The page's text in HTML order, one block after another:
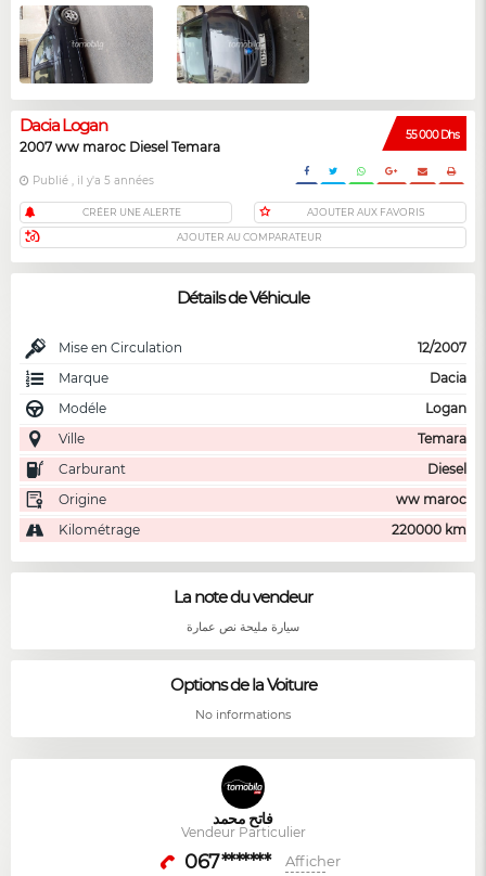
55 000 Dhs
Dacia Logan
2007 ww maroc Diesel Temara
Publié , il y'a 5 années
CRÉER UNE ALERTE AJOUTER AUX FAVORIS
AJOUTER AU COMPARATEUR
Détails de Véhicule
Mise en Circulation
12/2007
Marque
Dacia
Modéle
Logan
Ville
Temara
Carburant
Diesel
Origine
ww maroc
Kilométrage
220000 km
La note du vendeur
سيارة مليحة نص عمارة
Options de la Voiture
No informations
فاتح محمد
Vendeur Particulier
067******* Afficher